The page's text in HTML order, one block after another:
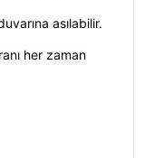
asılabilir.
her zaman